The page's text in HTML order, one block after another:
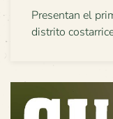
Presentan el
distrito